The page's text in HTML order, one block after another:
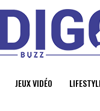
JEUX VIDÉO